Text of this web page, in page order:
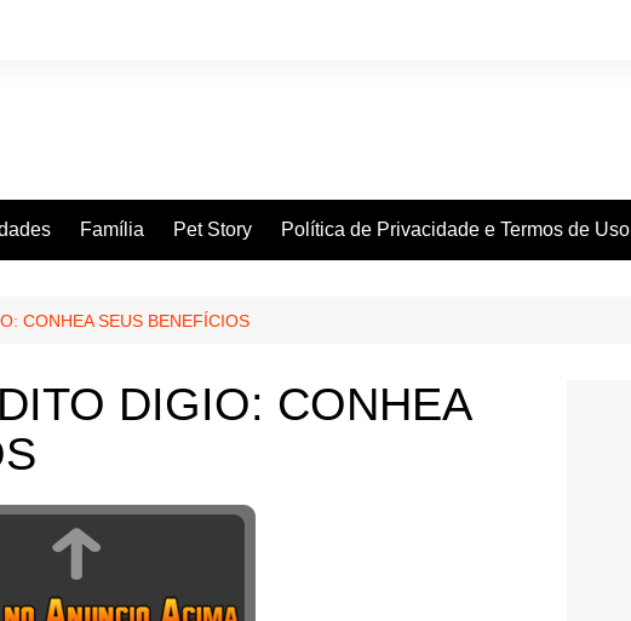
Família Pet Story Política de Privacidade e Termos de Uso
CONHEA SEUS BENEFÍCIOS
DIGIO: CONHEA